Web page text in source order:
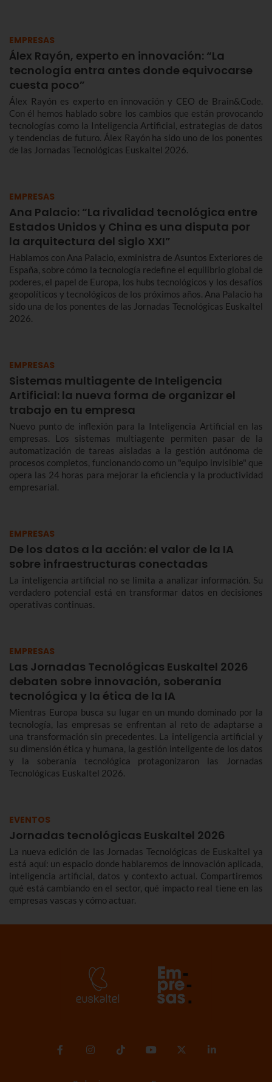
EMPRESAS
Álex Rayón, experto en innovación: “La
tecnología entra antes donde equivocarse
cuesta poco”
Álex Rayón es experto en innovación y CEO de Brain&Code.
Con él hemos hablado sobre los cambios que están provocando
tecnologías como la Inteligencia Artificial, estrategias de datos
y tendencias de futuro. Álex Rayón ha sido uno de los ponentes
de las Jornadas Tecnológicas Euskaltel 2026.
EMPRESAS
Ana Palacio: “La rivalidad tecnológica entre
Estados Unidos y China es una disputa por
la arquitectura del siglo XXI”
Hablamos con Ana Palacio, exministra de Asuntos Exteriores de
España, sobre cómo la tecnología redefine el equilibrio global de
poderes, el papel de Europa, los hubs tecnológicos y los desafíos
geopolíticos y tecnológicos de los próximos años. Ana Palacio ha
sido una de los ponentes de las Jornadas Tecnológicas Euskaltel
2026.
EMPRESAS
Sistemas multiagente de Inteligencia
Artificial: la nueva forma de organizar el
trabajo en tu empresa
Nuevo punto de inflexión para la Inteligencia Artificial en las
empresas. Los sistemas multiagente permiten pasar de la
automatización de tareas aisladas a la gestión autónoma de
procesos completos, funcionando como un "equipo invisible" que
opera las 24 horas para mejorar la eficiencia y la productividad
empresarial.
EMPRESAS
De los datos a la acción: el valor de la IA
sobre infraestructuras conectadas
La inteligencia artificial no se limita a analizar información. Su
verdadero potencial está en transformar datos en decisiones
operativas continuas.
EMPRESAS
Las Jornadas Tecnológicas Euskaltel 2026
debaten sobre innovación, soberanía
tecnológica y la ética de la IA
Mientras Europa busca su lugar en un mundo dominado por la
tecnología, las empresas se enfrentan al reto de adaptarse a
una transformación sin precedentes. La inteligencia artificial y
su dimensión ética y humana, la gestión inteligente de los datos
y la soberanía tecnológica protagonizaron las Jornadas
Tecnológicas Euskaltel 2026.
EVENTOS
Jornadas tecnológicas Euskaltel 2026
La nueva edición de las Jornadas Tecnológicas de Euskaltel ya
está aquí: un espacio donde hablaremos de innovación aplicada,
inteligencia artificial, datos y contexto actual. Compartiremos
qué está cambiando en el sector, qué impacto real tiene en las
empresas vascas y cómo actuar.